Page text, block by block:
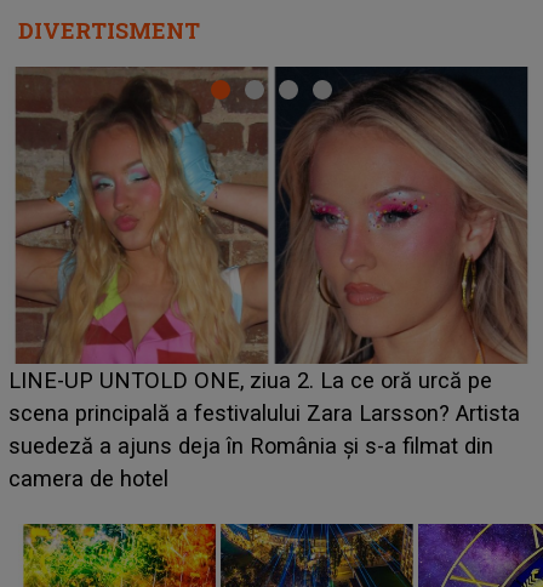
DIVERTISMENT
Ce a dezvăluit noua concurentă din "Casa Iubirii" l-a
luat prin surprindere pe Emanuel. CINE ESTE
BĂIATUL VIZAT de Alexandra?! Aflându-se în fața
faptului împlinit, A RECUNOSCUT IMEDIAT: "Am